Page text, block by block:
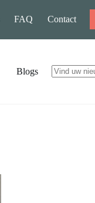
FAQ Contact
Blogs